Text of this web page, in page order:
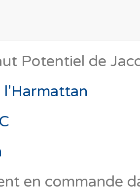
Potentiel de
l'Harmattan
en commande